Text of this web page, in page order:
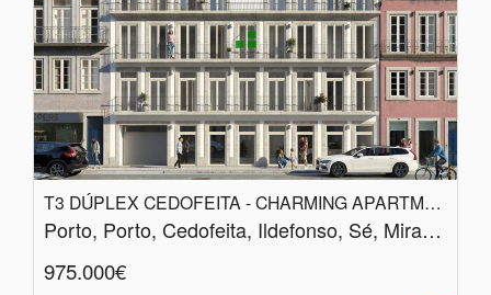
T3 DÚPLEX CEDOFEITA - CHARMING APARTMENTS
Porto, Porto, Cedofeita, Ildefonso, Sé, Miragaia, Nicolau, Vitória
975.000€